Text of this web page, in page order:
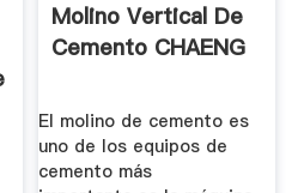
Molino Vertical De
Cemento CHAENG
El molino de cemento es
uno de los equipos de
cemento más